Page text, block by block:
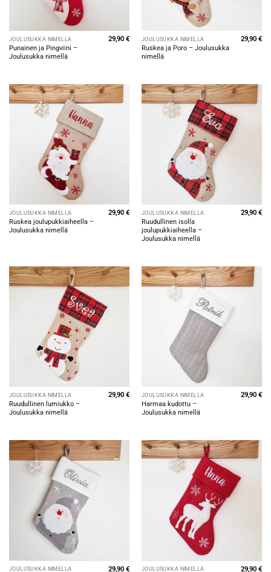
JOULUSUKKA NIMELLÄ
Punainen ja Pingviini –
Joulusukka nimellä
29,90€ JOULUSUKKA NIMELLÄ
Ruskea ja Poro – Joulusukka
nimellä
29,90€
JOULUSUKKA NIMELLÄ
Ruskea joulupukkiaiheella –
Joulusukka nimellä
29,90€ JOULUSUKKA NIMELLÄ
Ruudullinen isolla
joulupukkiaiheella –
Joulusukka nimellä
29,90€
JOULUSUKKA NIMELLÄ
Ruudullinen lumiukko –
Joulusukka nimellä
29,90€ JOULUSUKKA NIMELLÄ
Harmaa kudottu –
Joulusukka nimellä
29,90€
JOULUSUKKA NIMELLÄ 29,90€ JOULUSUKKA NIMELLÄ 29,90€